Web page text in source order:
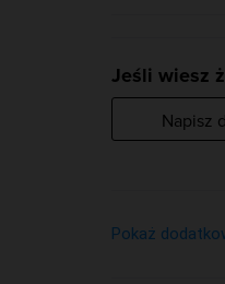
Jeśli wiesz
Napisz
Pokaż